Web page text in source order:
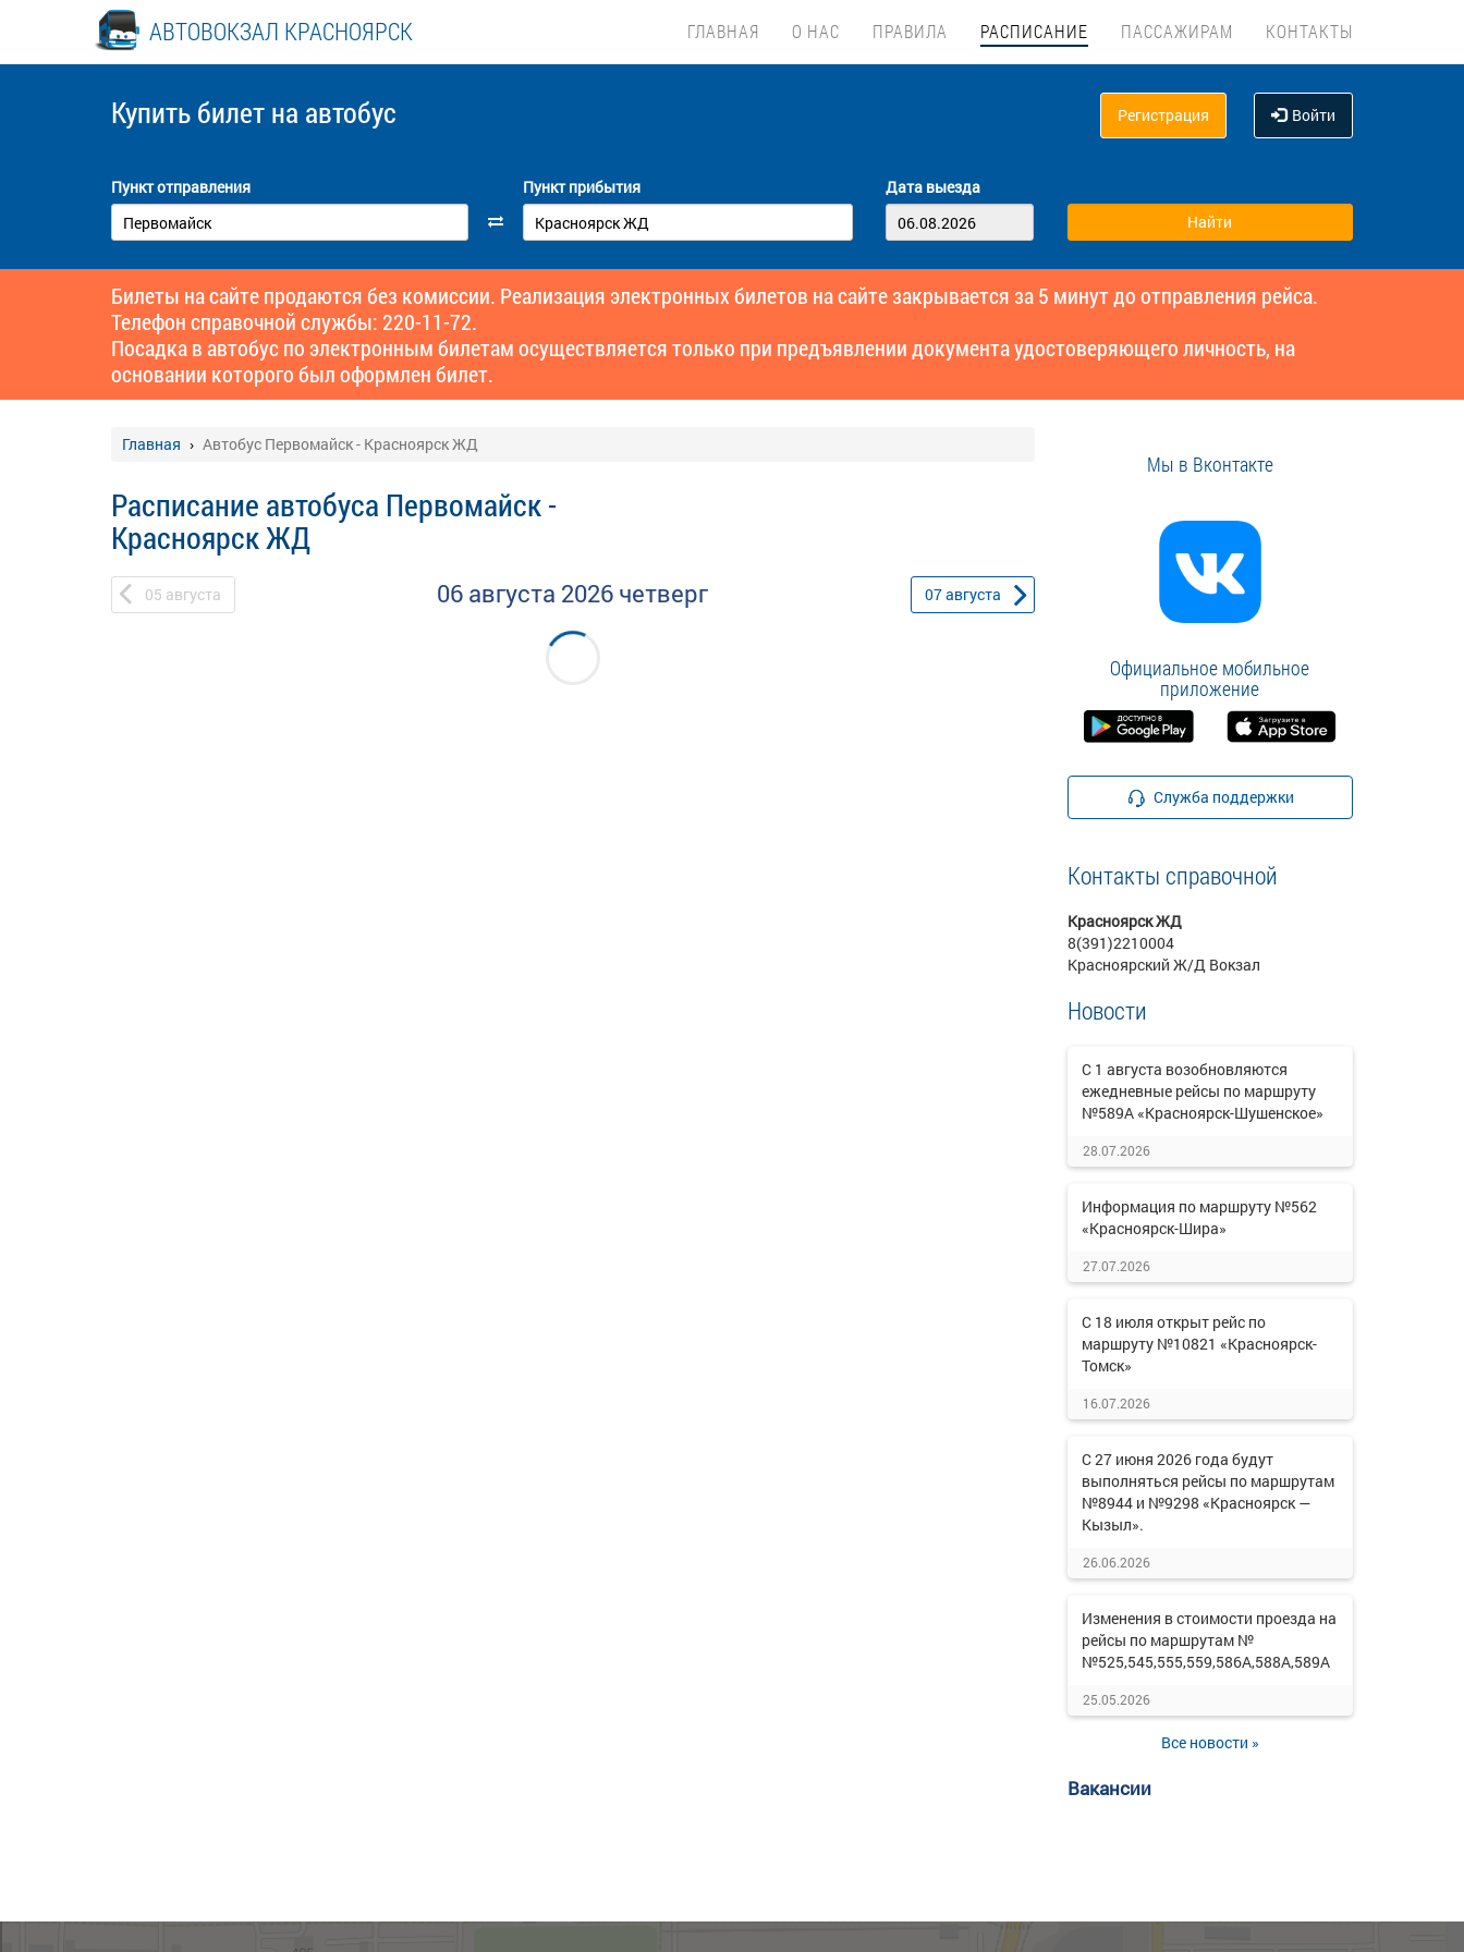
АВТОВОКЗАЛ КРАСНОЯРСК ГЛАВНАЯ О НАС ПРАВИЛА РАСПИСАНИЕ ПАССАЖИРАМ КОНТАКТЫ
Купить билет на автобус Регистрация Войти
Пункт отправления Пункт прибытия Дата выезда
Билеты на сайте продаются без комиссии. Реализация электронных билетов на сайте закрывается за 5 минут до отправления рейса.
Телефон справочной службы: 220-11-72.
Посадка в автобус по электронным билетам осуществляется только при предъявлении документа удостоверяющего личность, на
основании которого был оформлен билет.
Главная Автобус Первомайск - Красноярск ЖД
Расписание автобуса Первомайск -
Красноярск ЖД
05 августа 06 августа 2026 четверг 07августа
Мы в Вконтакте
Официальное мобильное
приложение
Служба поддержки
Контакты справочной
Красноярск ЖД
8(391)2210004
Красноярский Ж/Д Вокзал
Новости
С 1 августа возобновляются
ежедневные рейсы по маршруту
№589А «Красноярск-Шушенское»
28.07.2026
Информация по маршруту №562
«Красноярск-Шира»
27.07.2026
С 18 июля открыт рейс по
маршруту №10821 «Красноярск-
Томск»
16.07.2026
С 27 июня 2026 года будут
выполняться рейсы по маршрутам
№8944 и №9298 «Красноярск —
Кызыл».
26.06.2026
Изменения в стоимости проезда на
рейсы по маршрутам №
№525,545,555,559,586А,588А,589А
25.05.2026
Все новости »
Вакансии